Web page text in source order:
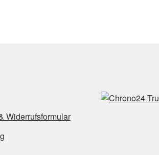
Widerrufsformular